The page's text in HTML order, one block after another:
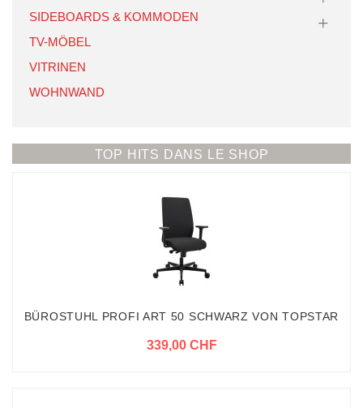
SIDEBOARDS & KOMMODEN
TV-MÖBEL
VITRINEN
WOHNWAND
TOP HITS DANS LE SHOP
BÜROSTUHL PROFI ART 50 SCHWARZ VON TOPSTAR
339,00 CHF